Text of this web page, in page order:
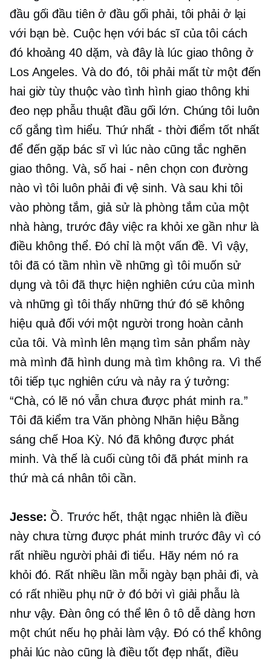
đầu gối đầu tiên ở đầu gối phải, tôi phải ở lại
với bạn bè. Cuộc hẹn với bác sĩ của tôi cách
đó khoảng 40 dặm, và đây là lúc giao thông ở
Los Angeles. Và do đó, tôi phải mất từ ​​​​một đến
hai giờ tùy thuộc vào tình hình giao thông khi
đeo nẹp phẫu thuật đầu gối lớn. Chúng tôi luôn
cố gắng tìm hiểu. Thứ nhất - thời điểm tốt nhất
để đến gặp bác sĩ vì lúc nào cũng tắc nghẽn
giao thông. Và, số hai - nên chọn con đường
nào vì tôi luôn phải đi vệ sinh. Và sau khi tôi
vào phòng tắm, giả sử là phòng tắm của một
nhà hàng, trước đây việc ra khỏi xe gần như là
điều không thể. Đó chỉ là một vấn đề. Vì vậy,
tôi đã có tầm nhìn về những gì tôi muốn sử
dụng và tôi đã thực hiện nghiên cứu của mình
và những gì tôi thấy những thứ đó sẽ không
hiệu quả đối với một người trong hoàn cảnh
của tôi. Và mình lên mạng tìm sản phẩm này
mà mình đã hình dung mà tìm không ra. Vì thế
tôi tiếp tục nghiên cứu và nảy ra ý tưởng:
“Chà, có lẽ nó vẫn chưa được phát minh ra.”
Tôi đã kiểm tra Văn phòng Nhãn hiệu Bằng
sáng chế Hoa Kỳ. Nó đã không được phát
minh. Và thế là cuối cùng tôi đã phát minh ra
thứ mà cá nhân tôi cần.
Jesse: Ồ. Trước hết, thật ngạc nhiên là điều
này chưa từng được phát minh trước đây vì có
rất nhiều người phải đi tiểu. Hãy ném nó ra
khỏi đó. Rất nhiều lần mỗi ngày bạn phải đi, và
có rất nhiều phụ nữ ở đó bởi vì giải phẫu là
như vậy. Đàn ông có thể lên ô tô dễ dàng hơn
một chút nếu họ phải làm vậy. Đó có thể không
phải lúc nào cũng là điều tốt đẹp nhất, điều